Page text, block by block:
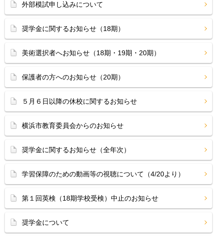
外部模試申し込みについて
奨学金に関するお知らせ（18期）
美術選択者へお知らせ（18期・19期・20期）
保護者の方へのお知らせ（20期）
５月６日以降の休校に関するお知らせ
横浜市教育委員会からのお知らせ
奨学金に関するお知らせ（全年次）
学習保障のための動画等の視聴について（4/20より）
第１回英検（18期学校受検）中止のお知らせ
奨学金について